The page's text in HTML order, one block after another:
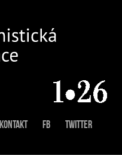
Kontakt FB
Twitter